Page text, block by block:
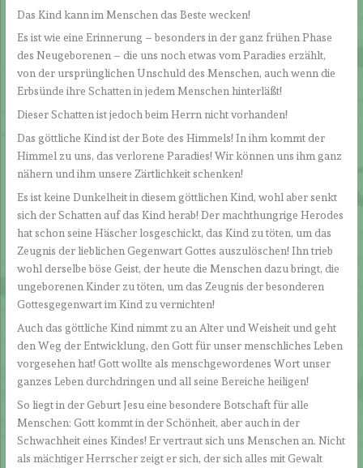
Das Kind kann im Menschen das Beste wecken!
Es ist wie eine Erinnerung – besonders in der ganz frühen Phase
des Neugeborenen – die uns noch etwas vom Paradies erzählt,
von der ursprünglichen Unschuld des Menschen, auch wenn die
Erbsünde ihre Schatten in jedem Menschen hinterläßt!
Dieser Schatten ist jedoch beim Herrn nicht vorhanden!
Das göttliche Kind ist der Bote des Himmels! In ihm kommt der
Himmel zu uns, das verlorene Paradies! Wir können uns ihm ganz
nähern und ihm unsere Zärtlichkeit schenken!
Es ist keine Dunkelheit in diesem göttlichen Kind, wohl aber senkt
sich der Schatten auf das Kind herab! Der machthungrige Herodes
hat schon seine Häscher losgeschickt, das Kind zu töten, um das
Zeugnis der lieblichen Gegenwart Gottes auszulöschen! Ihn trieb
wohl derselbe böse Geist, der heute die Menschen dazu bringt, die
ungeborenen Kinder zu töten, um das Zeugnis der besonderen
Gottesgegenwart im Kind zu vernichten!
Auch das göttliche Kind nimmt zu an Alter und Weisheit und geht
den Weg der Entwicklung, den Gott für unser menschliches Leben
vorgesehen hat! Gott wollte als menschgewordenes Wort unser
ganzes Leben durchdringen und all seine Bereiche heiligen!
So liegt in der Geburt Jesu eine besondere Botschaft für alle
Menschen: Gott kommt in der Schönheit, aber auch in der
Schwachheit eines Kindes! Er vertraut sich uns Menschen an. Nicht
als mächtiger Herrscher zeigt er sich, der sich alles mit Gewalt